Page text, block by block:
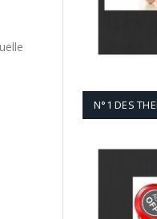
N°1 DES